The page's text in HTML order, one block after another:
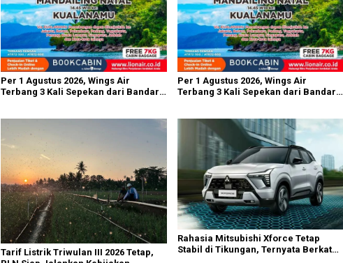
Per 1 Agustus 2026, Wings Air
Terbang 3 Kali Sepekan dari Bandara
Per 1 Agustus 2026, Wings Air
Terbang 3 Kali Sepekan dari Bandara
Tarif Listrik Triwulan III 2026 Tetap,
Rahasia Mitsubishi Xforce Tetap
Stabil di Tikungan, Ternyata Berkat